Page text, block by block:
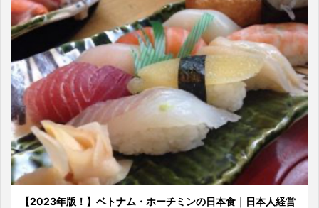
【2023年版！】ベトナム・ホーチミンの日本食｜日本人経営